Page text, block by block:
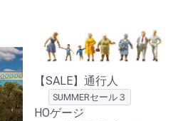
【SALE】通行人
SUMMERセール３
HOゲージ